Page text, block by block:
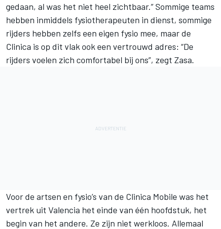
gedaan, al was het niet heel zichtbaar.” Sommige teams
hebben inmiddels fysiotherapeuten in dienst, sommige
rijders hebben zelfs een eigen fysio mee, maar de
Clinica is op dit vlak ook een vertrouwd adres: “De
rijders voelen zich comfortabel bij ons”, zegt Zasa.
Voor de artsen en fysio’s van de Clinica Mobile was het
vertrek uit Valencia het einde van één hoofdstuk, het
begin van het andere. Ze zijn niet werkloos. Allemaal